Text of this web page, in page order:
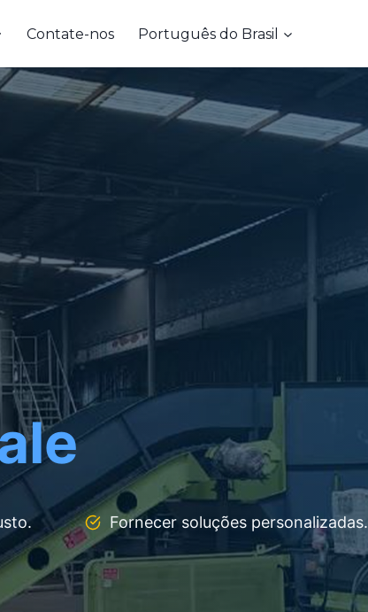
Contate-nos Português do Brasil
Fornecer soluções personalizadas.